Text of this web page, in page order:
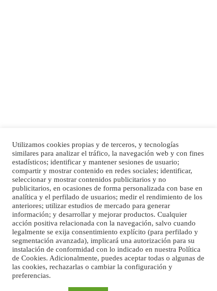
Adopcion
Busco casa de acogida para mi perrita ya que por temas de trabajo no la puedo
tener. Solo gente r...
Leales.org » Gran Canaria | 4.7.2025
Gata joven encontrada
Gata joven encontrada en zona calle San Bernardo de Las Palmas de Gran
Inicio Publicidad
Política de privacidad
Aviso Legal
Cláusula de Cookies
Enlaces de interés
Utilizamos cookies propias y de terceros, y tecnologías
similares para analizar el tráfico, la navegación web y con fines
estadísticos; identificar y mantener sesiones de usuario;
compartir y mostrar contenido en redes sociales; identificar,
seleccionar y mostrar contenidos publicitarios y no
publicitarios, en ocasiones de forma personalizada con base en
analítica y el perfilado de usuarios; medir el rendimiento de los
anteriores; utilizar estudios de mercado para generar
información; y desarrollar y mejorar productos. Cualquier
acción positiva relacionada con la navegación, salvo cuando
legalmente se exija consentimiento explícito (para perfilado y
segmentación avanzada), implicará una autorización para su
instalación de conformidad con lo indicado en nuestra Política
de Cookies. Adicionalmente, puedes aceptar todas o algunas de
las cookies, rechazarlas o cambiar la configuración y
preferencias.